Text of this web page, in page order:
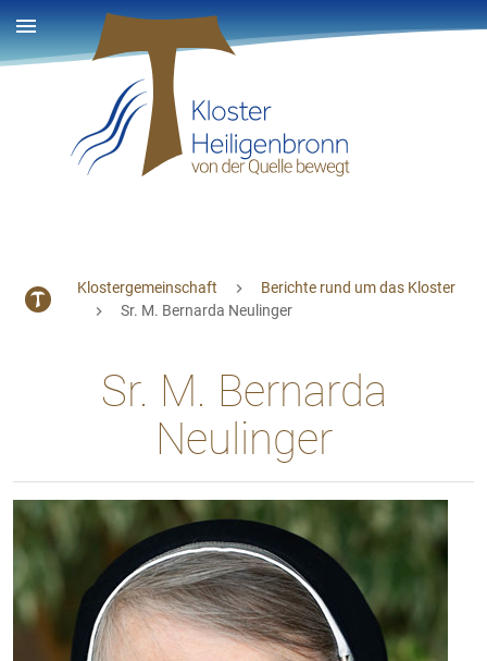
Klostergemeinschaft
Berichte rund um das Kloster
Sr. M. Bernarda Neulinger
Sr. M. Bernarda
Neulinger